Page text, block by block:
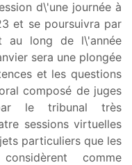
d\'une journée à
et se poursuivra par
au long de l\'année
sera une plongée
et les questions
composé de juges
le tribunal très
sessions virtuelles
particuliers que les
comme